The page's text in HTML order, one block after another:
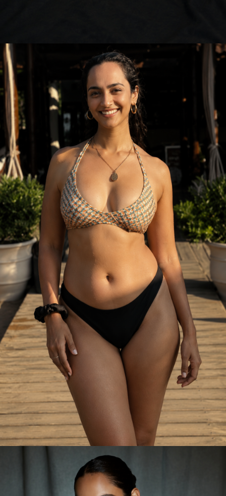
Web Story
उनका जन्म बेंगलुरु में हुआ
और उन्होंने अपने करियर की
शुरुआत ...
उनका जन्म बेंगलुरु में हुआ और उन्होंने अपने करियर की
शुरुआत मॉडलिंग और विज्ञापनों से की थी।